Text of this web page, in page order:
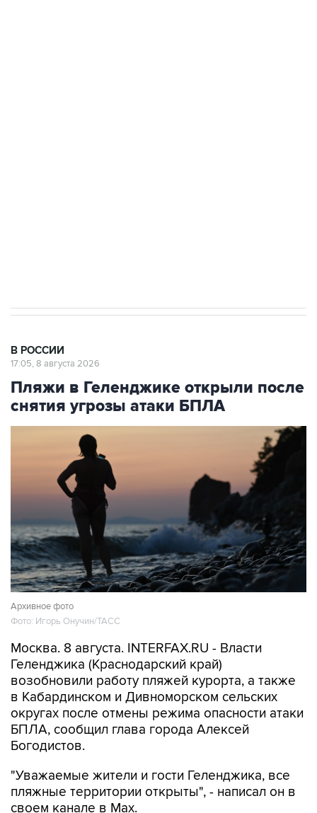
В РОССИИ
17:05, 8 августа 2026
Пляжи в Геленджике открыли после
снятия угрозы атаки БПЛА
Архивное фото
Фото: Игорь Онучин/ТАСС
Москва. 8 августа. INTERFAX.RU - Власти
Геленджика (Краснодарский край)
возобновили работу пляжей курорта, а также
в Кабардинском и Дивноморском сельских
округах после отмены режима опасности атаки
БПЛА, сообщил глава города Алексей
Богодистов.
"Уважаемые жители и гости Геленджика, все
пляжные территории открыты", - написал он в
своем канале в Max.